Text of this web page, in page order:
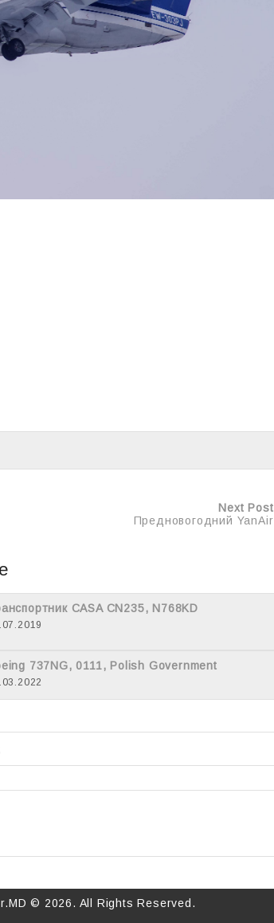
Next Post
Предновогодний YanAir
CASA CN235, N768KD
737NG, 0111, Polish Government
© 2026. All Rights Reserved.